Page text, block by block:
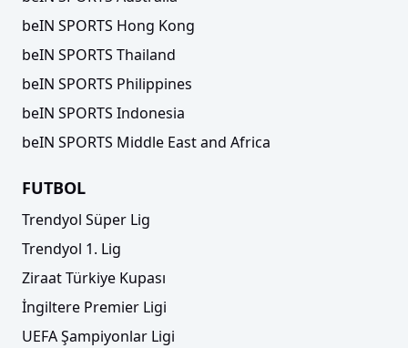
beIN SPORTS Hong Kong
beIN SPORTS Thailand
beIN SPORTS Philippines
beIN SPORTS Indonesia
beIN SPORTS Middle East and Africa
FUTBOL
Trendyol Süper Lig
Trendyol 1. Lig
Ziraat Türkiye Kupası
İngiltere Premier Ligi
UEFA Şampiyonlar Ligi